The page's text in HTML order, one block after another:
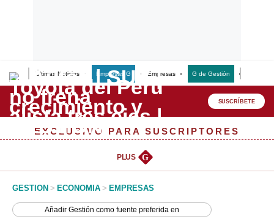
Últimas Noticias Empresas G Empresas G de Gestión
Lo último
Peru Quiosco
Management & Empleo
SUSCRÍBETE
EXCLUSIVO PARA SUSCRIPTORES
PLUS G
GESTION > ECONOMIA > EMPRESAS
AñadirGestión como fuente preferida en